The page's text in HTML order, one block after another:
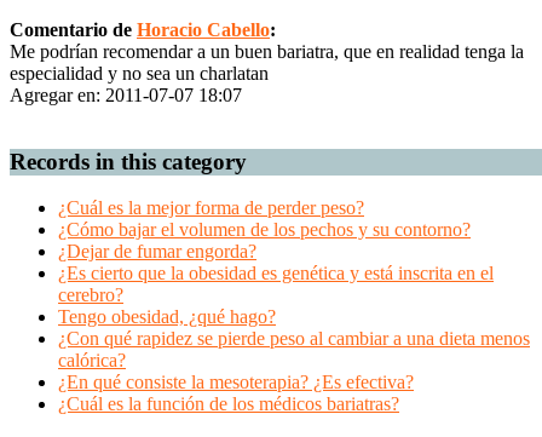
Records in this category
¿Cuál es la mejor forma de perder peso?
¿Cómo bajar el volumen de los pechos y su contorno?
¿Dejar de fumar engorda?
¿Es cierto que la obesidad es genética y está inscrita en el
cerebro?
Tengo obesidad, ¿qué hago?
¿Con qué rapidez se pierde peso al cambiar a una dieta menos
calórica?
¿En qué consiste la mesoterapia? ¿Es efectiva?
¿Cuál es la función de los médicos bariatras?
Comentario de Horacio Cabello:
Me podrían recomendar a un buen bariatra, que en realidad tenga la
especialidad y no sea un charlatan
Agregar en: 2011-07-07 18:07